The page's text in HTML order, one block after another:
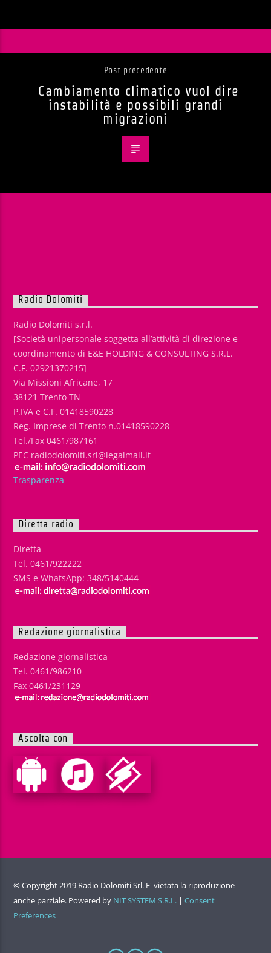
Post precedente
Cambiamento climatico vuol dire
instabilità e possibili grandi
migrazioni
Radio Dolomiti
Radio Dolomiti s.r.l.
[Società unipersonale soggetta all’attività di direzione e
coordinamento di E&E HOLDING & CONSULTING S.R.L.
C.F. 02921370215]
Via Missioni Africane, 17
38121 Trento TN
P.IVA e C.F. 01418590228
Reg. Imprese di Trento n.01418590228
Tel./Fax 0461/987161
PEC radiodolomiti.srl@legalmail.it
Trasparenza
Diretta radio
Diretta
Tel. 0461/922222
SMS e WhatsApp: 348/5140444
Redazione giornalistica
Redazione giornalistica
Tel. 0461/986210
Fax 0461/231129
Ascolta con
© Copyright 2019 Radio Dolomiti Srl. E' vietata la riproduzione
anche parziale. Powered by NIT SYSTEM S.R.L. | Consent
Preferences